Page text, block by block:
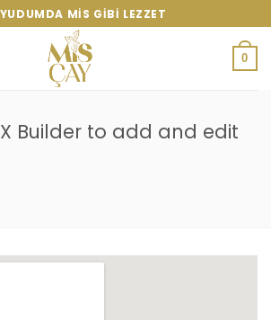
YUDUMDA MIS GIBI LEZZET
0
Builder to add and edit